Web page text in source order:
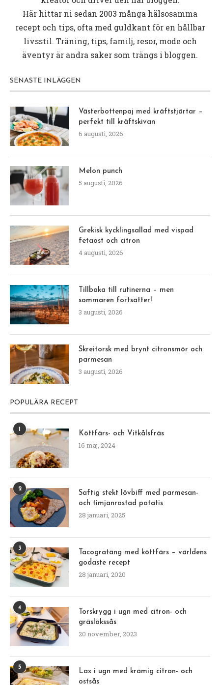
Här hittar ni sedan 2003 många hälsosamma
recept och tips, ofta med guldkant för en hållbar
livsstil. Träning, tips, familj, resor, mode och
äventyr är andra saker som trängs i bloggen.
SENASTE INLÄGGEN
Västerbottenpaj med kräftstjärtar –
perfekt till kräftskivan
6 augusti, 2026
Melon punch
5 augusti, 2026
Grekisk kycklingsallad med vispad
fetaost och citron
4 augusti, 2026
Tillbaka till rutinerna – men
sommaren fortsätter!
3 augusti, 2026
Skreitorsk med brynt citronsmör och
parmesan
3 augusti, 2026
POPULÄRA RECEPT
1
Köttfärs- och Vitkålsfräs
16 maj, 2024
2
Saftig stekt lövbiff med parmesan-
och timjanrostad potatis
28 januari, 2025
3
Tacogratäng med köttfärs – världens
godaste recept
28 januari, 2020
4
Torskrygg i ugn med citron- och
gräslökssås
20 november, 2023
5
Lax i ugn med krämig citron- och
ostsås